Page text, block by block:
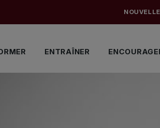
ENTRAÎNER